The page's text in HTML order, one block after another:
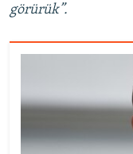
görürük”.